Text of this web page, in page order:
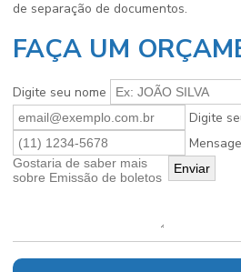
de separação de documentos.
FAÇA UM
Digite seu nome
Digite